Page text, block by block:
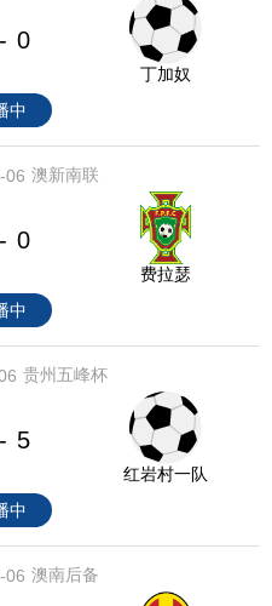
- 0
丁加奴
中
06 澳新南联
- 0
费拉瑟
中
贵州五峰杯
- 5
红岩村一队
中
06 澳南后备